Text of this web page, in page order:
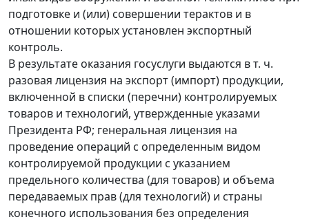
подготовке и (или) совершении терактов и в
отношении которых установлен экспортный
контроль.
В результате оказания госуслуги выдаются в т. ч.
разовая лицензия на экспорт (импорт) продукции,
включенной в списки (перечни) контролируемых
товаров и технологий, утвержденные указами
Президента РФ; генеральная лицензия на
проведение операций с определенным видом
контролируемой продукции с указанием
предельного количества (для товаров) и объема
передаваемых прав (для технологий) и страны
конечного использования без определения